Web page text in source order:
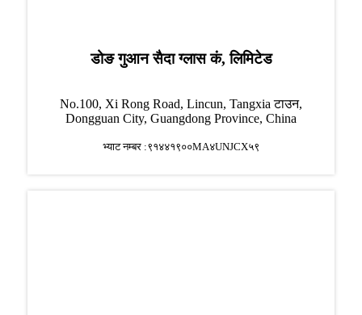
डोङ गुआन सैदा ग्लास कं, लिमिटेड
No.100, Xi Rong Road, Lincun, Tangxia टाउन,
Dongguan City, Guangdong Province, China
भ्याट नम्बर :९१४४१९००MA४UNJCX५९